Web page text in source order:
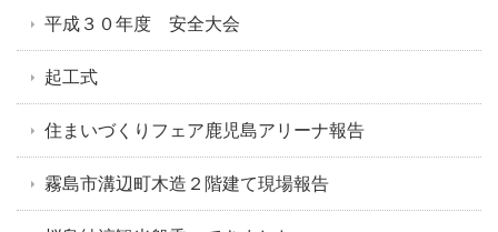
平成３０年度 安全大会
起工式
住まいづくりフェア鹿児島アリーナ報告
霧島市溝辺町木造２階建て現場報告